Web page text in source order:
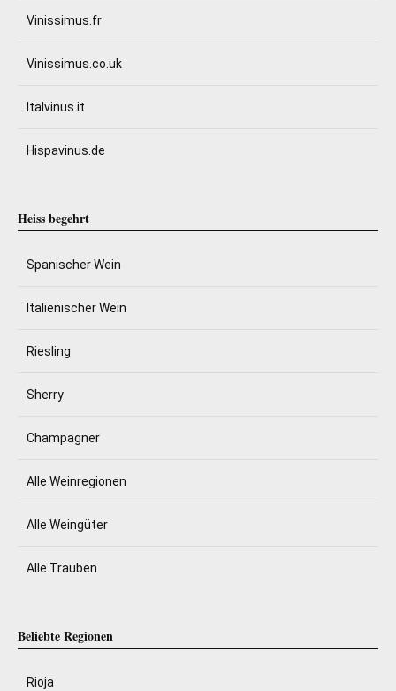
Vinissimus.fr
Vinissimus.co.uk
Italvinus.it
Hispavinus.de
Heiss begehrt
Spanischer Wein
Italienischer Wein
Riesling
Sherry
Champagner
Alle Weinregionen
Alle Weingüter
Alle Trauben
Beliebte Regionen
Rioja